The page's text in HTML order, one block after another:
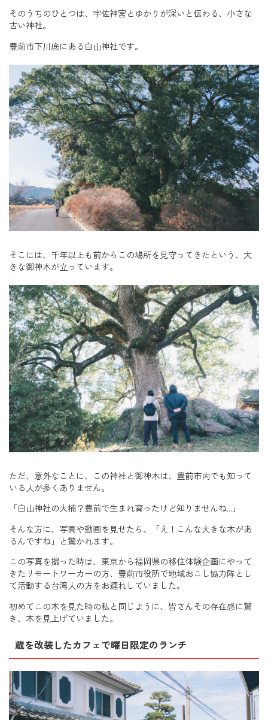
そのうちのひとつは、宇佐神宮とゆかりが深いと伝わる、小さな
古い神社。
豊前市下川底にある白山神社です。
そこには、千年以上も前からこの場所を見守ってきたという、大
きな御神木が立っています。
ただ、意外なことに、この神社と御神木は、豊前市内でも知って
いる人が多くありません。
「白山神社の大楠？豊前で生まれ育ったけど知りませんね…」
そんな方に、写真や動画を見せたら、「え！こんな大きな木があ
るんですね」と驚かれます。
この写真を撮った時は、東京から福岡県の移住体験企画にやって
きたリモートワーカーの方、豊前市役所で地域おこし協力隊とし
て活動する台湾人の方をお連れしていました。
初めてこの木を見た時の私と同じように、皆さんその存在感に驚
き、木を見上げていました。
蔵を改装したカフェで曜日限定のランチ